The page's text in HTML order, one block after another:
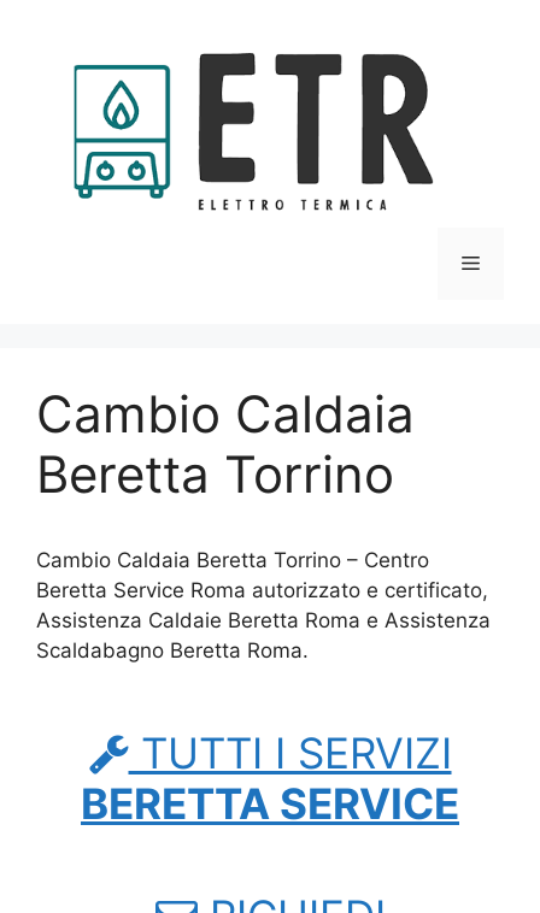
contenuto
Menu
Cambio Caldaia
Beretta Torrino
Cambio Caldaia Beretta Torrino – Centro
Beretta Service Roma autorizzato e certificato,
Assistenza Caldaie Beretta Roma e Assistenza
Scaldabagno Beretta Roma.
TUTTI I SERVIZI
BERETTA SERVICE